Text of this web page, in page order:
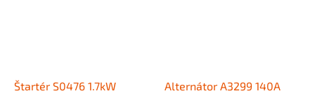
Štartér S0476 1.7kW Alternátor A3299 140A